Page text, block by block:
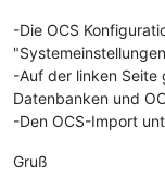
-Die OCS
-Auf der linken
Datenbanken und
-Den OCS-Import
Gruß